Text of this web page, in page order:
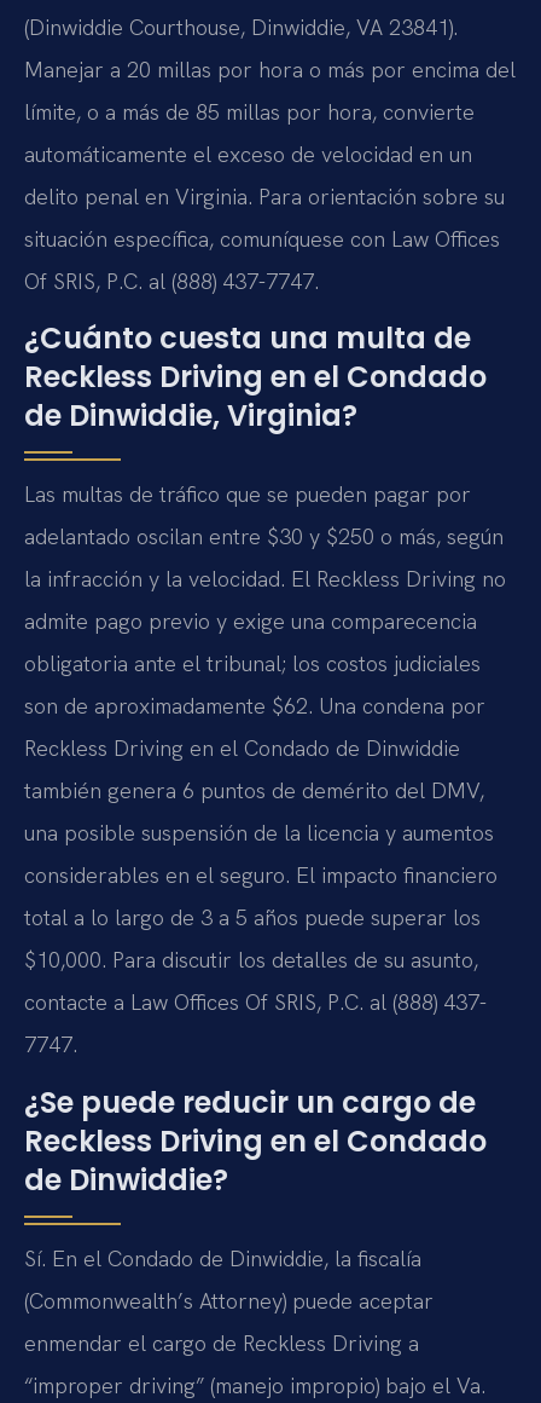
(Dinwiddie Courthouse, Dinwiddie, VA 23841).
Manejar a 20 millas por hora o más por encima del
límite, o a más de 85 millas por hora, convierte
automáticamente el exceso de velocidad en un
delito penal en Virginia. Para orientación sobre su
situación específica, comuníquese con Law Offices
Of SRIS, P.C. al (888) 437-7747.
¿Cuánto cuesta una multa de
Reckless Driving en el Condado
de Dinwiddie, Virginia?
Las multas de tráfico que se pueden pagar por
adelantado oscilan entre $30 y $250 o más, según
la infracción y la velocidad. El Reckless Driving no
admite pago previo y exige una comparecencia
obligatoria ante el tribunal; los costos judiciales
son de aproximadamente $62. Una condena por
Reckless Driving en el Condado de Dinwiddie
también genera 6 puntos de demérito del DMV,
una posible suspensión de la licencia y aumentos
considerables en el seguro. El impacto financiero
total a lo largo de 3 a 5 años puede superar los
$10,000. Para discutir los detalles de su asunto,
contacte a Law Offices Of SRIS, P.C. al (888) 437-
7747.
¿Se puede reducir un cargo de
Reckless Driving en el Condado
de Dinwiddie?
Sí. En el Condado de Dinwiddie, la fiscalía
(Commonwealth’s Attorney) puede aceptar
enmendar el cargo de Reckless Driving a
“improper driving” (manejo impropio) bajo el Va.